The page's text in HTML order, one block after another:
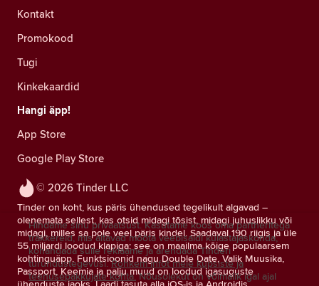
© 2026 Tinder LLC
Tinder on koht, kus päris ühendused tegelikult algavad –
olenemata sellest, kas otsid midagi tõsist, midagi juhuslikku või
midagi, milles sa pole veel päris kindel. Saadaval 190 riigis ja üle
55 miljardi loodud klapiga: see on maailma kõige populaarsem
kohtinguäpp. Funktsioonid nagu Double Date, Valik Muusika,
Passport, Keemia ja palju muud on loodud igasuguste
Kontakt
Promokood
Tugi
Kinkekaardid
Hangi äpp!
App Store
Google Play Store
Hindame sinu privaatsust. Kasutame koos oma partneritega
träkkereid, mis aitavad mõõta veebisaidi külastajaskonda,
kohandada sulle reklaame ja arendada Tinderi
turundustegevusi. Rohkem infot meie küpsiste ja
teenusepakkujate kohta. Nõusolekut on võimalik igal ajal